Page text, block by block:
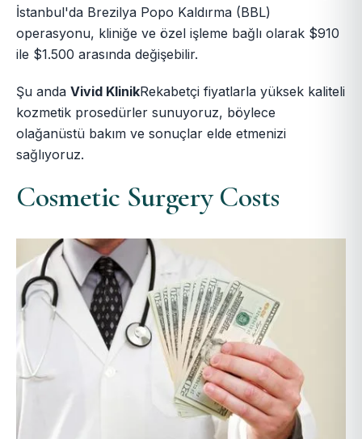
İstanbul'da Brezilya Popo Kaldırma (BBL)
operasyonu, kliniğe ve özel işleme bağlı olarak $910
ile $1.500 arasında değişebilir.
Şu anda Vivid KlinikRekabetçi fiyatlarla yüksek kaliteli
kozmetik prosedürler sunuyoruz, böylece
olağanüstü bakım ve sonuçlar elde etmenizi
sağlıyoruz.
Cosmetic Surgery Costs